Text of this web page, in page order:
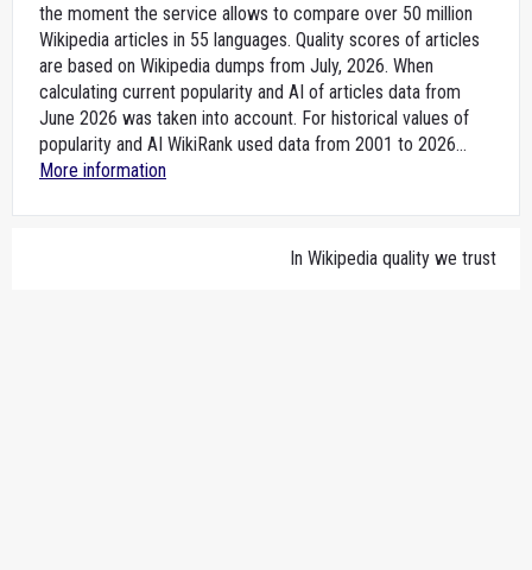
the moment the service allows to compare over 50 million
Wikipedia articles in 55 languages. Quality scores of articles
are based on Wikipedia dumps from July, 2026. When
calculating current popularity and AI of articles data from
June 2026 was taken into account. For historical values of
popularity and AI WikiRank used data from 2001 to 2026...
More information
In Wikipedia quality we trust